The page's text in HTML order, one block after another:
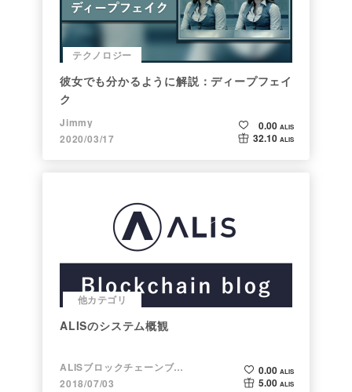
テクノロジー
彼女でも分かるように解説：ディープフェイ
ク
Jimmy
2020/03/17
0.00 ALIS
32.10 ALIS
他カテゴリ
ALISのシステム概観
ALISブロックチェーンブログ
2018/07/03
0.00 ALIS
5.00 ALIS